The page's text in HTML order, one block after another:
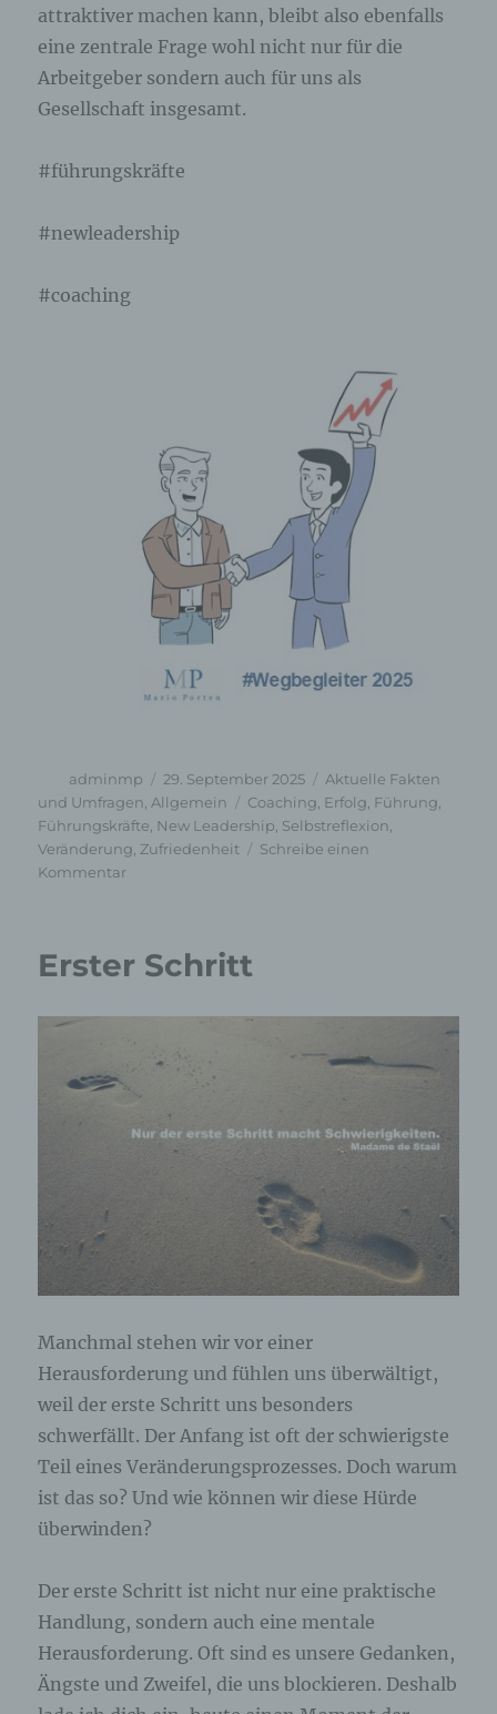
attraktiver machen kann, bleibt also ebenfalls
eine zentrale Frage wohl nicht nur für die
Arbeitgeber sondern auch für uns als
Gesellschaft insgesamt.
#führungskräfte
#newleadership
#coaching
Autor
adminmp
Veröffentlicht
am
29. September 2025 Kategorien
Aktuelle Fakten
und Umfragen,Allgemein Schlagwörter
Coaching, Erfolg, Führung,
Führungskräfte, New Leadership, Selbstreflexion,
Veränderung, Zufriedenheit
Schreibe einen
Kommentarzu
Erster Schritt
Manchmal stehen wir vor einer
Herausforderung und fühlen uns überwältigt,
weil der erste Schritt uns besonders
schwerfällt. Der Anfang ist oft der schwierigste
Teil eines Veränderungsprozesses. Doch warum
ist das so? Und wie können wir diese Hürde
überwinden?
Der erste Schritt ist nicht nur eine praktische
Handlung, sondern auch eine mentale
Herausforderung. Oft sind es unsere Gedanken,
Ängste und Zweifel, die uns blockieren. Deshalb